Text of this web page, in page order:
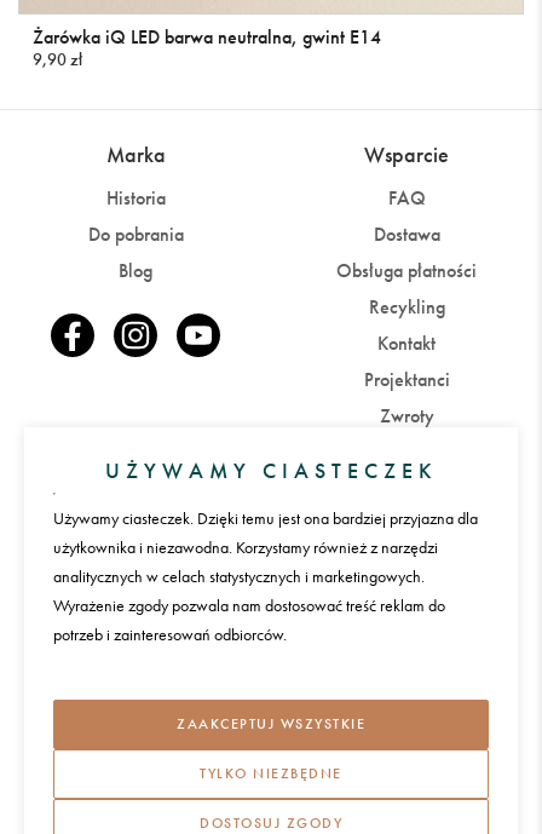
Żarówka iQ LED barwa neutralna, gwint E14
9,90 zł
Marka
Historia
Do pobrania
Blog
Wsparcie
FAQ
Dostawa
Obsługa płatności
Recykling
Kontakt
Projektanci
Zwroty
Zaloguj się Załóż konto
Płatności
Język
Międzynarodowa dostawa
UŻYWAMY CIASTECZEK
Używamy ciasteczek. Dzięki temu jest ona bardziej przyjazna dla
użytkownika i niezawodna. Korzystamy również z narzędzi
analitycznych w celach statystycznych i marketingowych.
Wyrażenie zgody pozwala nam dostosować treść reklam do
potrzeb i zainteresowań odbiorców.
ZAAKCEPTUJ WSZYSTKIE
TYLKO NIEZBĘDNE
DOSTOSUJ ZGODY